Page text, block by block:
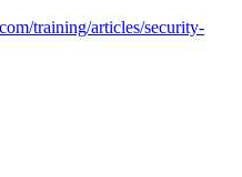
training/articles/security-